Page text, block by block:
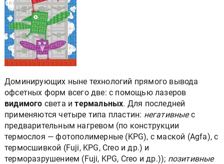
Доминирующих ныне технологий прямого вывода
офсетных форм всего две: с помощью лазеров
видимого света итермальных. Для последней
применяются четыре типа пластин: негативныес
предварительным нагревом (по конструкции
термослоя — фотополимерные (KPG), с маской (Agfa), с
термосшивкой (Fuji, KPG, Creo и др.) и
терморазрушением (Fuji, KPG, Creo и др.)); позитивные